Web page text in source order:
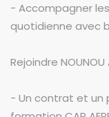
- Accompagner
quotidienne avec
Rejoindre
- Un contrat et un